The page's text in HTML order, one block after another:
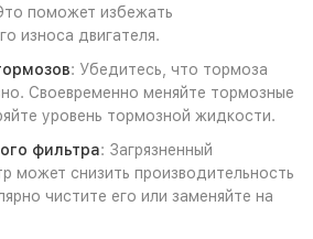
поможет избежать
износа двигателя.
: Убедитесь, что тормоза
Своевременно меняйте тормозные
уровень тормозной жидкости.
фильтра: Загрязненный
может снизить производительность
чистите его или заменяйте на